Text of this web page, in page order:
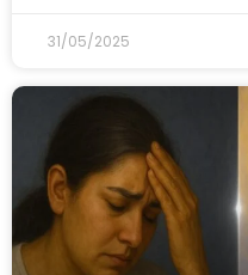
31/05/2025